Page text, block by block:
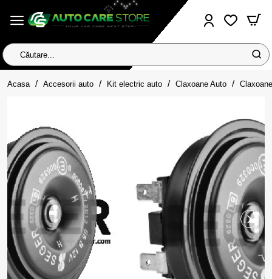
Căutare...
Acasa homeAccesorii auto Kit electric auto Claxoane Auto